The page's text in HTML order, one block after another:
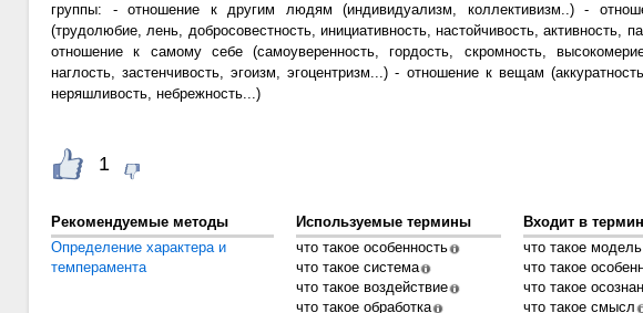
группы: - отношение к другим людям (индивидуализм, коллективизм..) -
(трудолюбие, лень, добросовестность, инициативность, настойчивость, активность,
отношение к самому себе (самоуверенность, гордость, скромность,
наглость, застенчивость, эгоизм, эгоцентризм...) - отношение к вещам
неряшливость, небрежность...)
1
Рекомендуемые методы
Определение характера и
темперамента
Используемые термины
что такое особенность
что такое система
что такое воздействие
что такое обработка
Входит в
что такое модель
что такое
что такое
что такое смысл